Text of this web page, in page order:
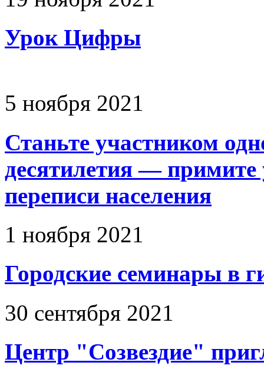
Урок Цифры
5 ноября 2021
Станьте участником
десятилетия — примите
переписи населения
1 ноября 2021
Городские семинары в
30 сентября 2021
Центр "Созвездие"